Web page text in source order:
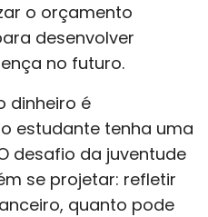
o orçamento
desenvolver
no futuro.
dinheiro é
estudante tenha uma
desafio da juventude
se projetar: refletir
quanto pode